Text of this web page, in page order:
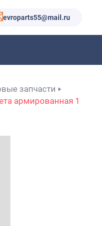
evroparts55@mail.ru
запчасти
армированная 1